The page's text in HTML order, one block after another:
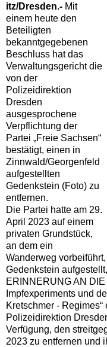
itz/Dresden.- Mit
einem heute den
Beteiligten
bekanntgegebenen
Beschluss hat das
Verwaltungsgericht die
von der
Polizeidirektion
Dresden
ausgesprochene
Verpflichtung der
Partei „Freie Sachsen“
bestätigt, einen in
Zinnwald/Georgenfeld
aufgestellten
Gedenkstein (Foto) zu
entfernen.
Die Partei hatte am 29.
April 2023 auf einem
privaten Grundstück,
an dem ein
Wanderweg
Gedenkstein
ERINNERUNG AN
Impfexperiments und
Kretschmer -
Polizeidirektion
Verfügung, den
2023 zu entfernen und